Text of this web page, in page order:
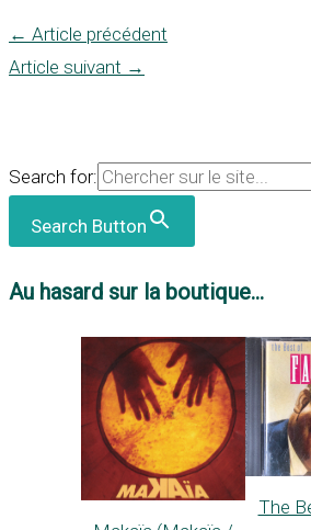
← Article précédent
Article suivant →
Search for:
Search Button
Au hasard sur la boutique...
The